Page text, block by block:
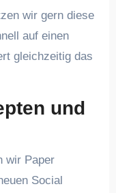
wir gern diese
auf einen
gleichzeitig das
und
wir Paper
Social